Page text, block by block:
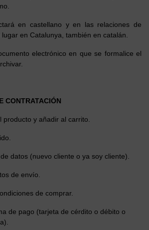
en castellano y en las relaciones de
en Catalunya, también en catalán.
electrónico en que se formalice el
CONTRATACIÓN
producto y añadir al carrito.
datos (nuevo cliente o ya soy cliente).
de envío.
de comprar.
de pago (tarjeta de cérdito o débito o